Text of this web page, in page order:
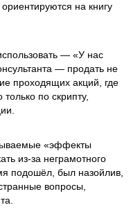
на книгу
— «У нас
— продать не
проходящих акций, где
по скрипту,
«эффекты
из-за неграмотного
подошёл, был назойлив,
вопросы,